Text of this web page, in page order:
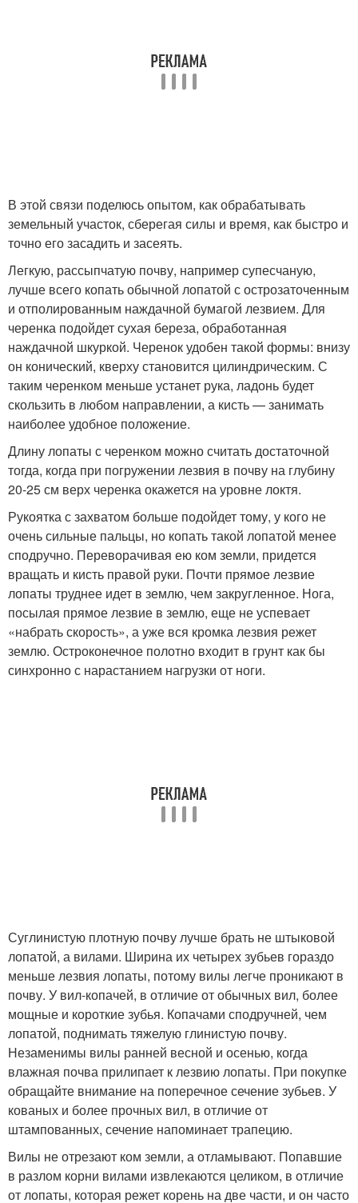
В этой связи поделюсь опытом, как обрабатывать
земельный участок, сберегая силы и время, как быстро и
точно его засадить и засеять.
Легкую, рассыпчатую почву, например супесчаную,
лучше всего копать обычной лопатой с острозаточенным
и отполированным наждачной бумагой лезвием. Для
черенка подойдет сухая береза, обработанная
наждачной шкуркой. Черенок удобен такой формы: внизу
он конический, кверху становится цилиндрическим. С
таким черенком меньше устанет рука, ладонь будет
скользить в любом направлении, а кисть — занимать
наиболее удобное положение.
Длину лопаты с черенком можно считать достаточной
тогда, когда при погружении лезвия в почву на глубину
20-25 см верх черенка окажется на уровне локтя.
Рукоятка с захватом больше подойдет тому, у кого не
очень сильные пальцы, но копать такой лопатой менее
сподручно. Переворачивая ею ком земли, придется
вращать и кисть правой руки. Почти прямое лезвие
лопаты труднее идет в землю, чем закругленное. Нога,
посылая прямое лезвие в землю, еще не успевает
«набрать скорость», а уже вся кромка лезвия режет
землю. Остроконечное полотно входит в грунт как бы
синхронно с нарастанием нагрузки от ноги.
Суглинистую плотную почву лучше брать не штыковой
лопатой, а вилами. Ширина их четырех зубьев гораздо
меньше лезвия лопаты, потому вилы легче проникают в
почву. У вил-копачей, в отличие от обычных вил, более
мощные и короткие зубья. Копачами сподручней, чем
лопатой, поднимать тяжелую глинистую почву.
Незаменимы вилы ранней весной и осенью, когда
влажная почва прилипает к лезвию лопаты. При покупке
обращайте внимание на поперечное сечение зубьев. У
кованых и более прочных вил, в отличие от
штампованных, сечение напоминает трапецию.
Вилы не отрезают ком земли, а отламывают. Попавшие
в разлом корни вилами извлекаются целиком, в отличие
от лопаты, которая режет корень на две части, и он часто